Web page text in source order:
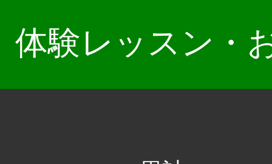
体験レッスン・